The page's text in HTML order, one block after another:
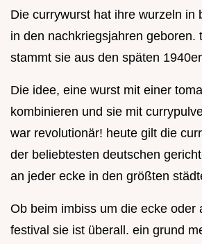
Die currywurst hat ihre wurzeln in
in den nachkriegsjahren geboren.
stammt sie aus den späten
Die idee, eine wurst mit einer
kombinieren und sie mit
war revolutionär! heute gilt die
der beliebtesten deutschen
an jeder ecke in den größten
Ob beim imbiss um die ecke oder
festival sie ist überall. ein grund